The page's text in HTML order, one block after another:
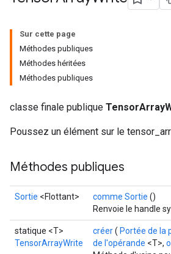
Sur cette page
Méthodes publiques
Méthodes héritées
Méthodes publiques
classe finale publique
Poussez un élément sur le
Méthodes publiques
Sortie <Flottant> comme Sortie ()
Renvoie le handle
statique <T>
TensorArrayWrite
créer( Portée de la
de l'opérande <T>,